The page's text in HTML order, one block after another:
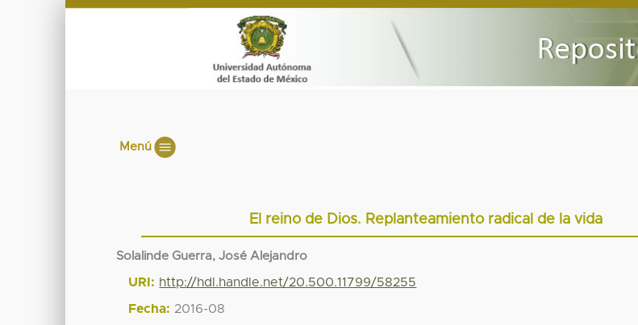
Menú
El reino de Dios. Replanteamiento radical de la vida
Solalinde Guerra, José Alejandro
URI: http://hdl.handle.net/20.500.11799/58255
Fecha: 2016-08